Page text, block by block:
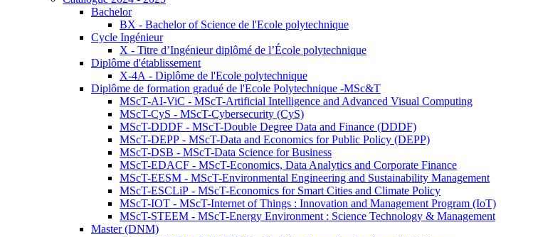
Bachelor
BX - Bachelor of Science de l'Ecole polytechnique
Cycle Ingénieur
X - Titre d’Ingénieur diplômé de l’École polytechnique
Diplôme d'établissement
X-4A - Diplôme de l'Ecole polytechnique
Diplôme de formation gradué de l'Ecole Polytechnique -MSc&T
MScT-AI-ViC - MScT-Artificial Intelligence and Advanced Visual Computing
MScT-CyS - MScT-Cybersecurity (CyS)
MScT-DDDF - MScT-Double Degree Data and Finance (DDDF)
MScT-DEPP - MScT-Data and Economics for Public Policy (DEPP)
MScT-DSB - MScT-Data Science for Business
MScT-EDACF - MScT-Economics, Data Analytics and Corporate Finance
MScT-EESM - MScT-Environmental Engineering and Sustainability Management
MScT-ESCLiP - MScT-Economics for Smart Cities and Climate Policy
MScT-IOT - MScT-Internet of Things : Innovation and Management Program (IoT)
MScT-STEEM - MScT-Energy Environment : Science Technology & Management
Master (DNM)